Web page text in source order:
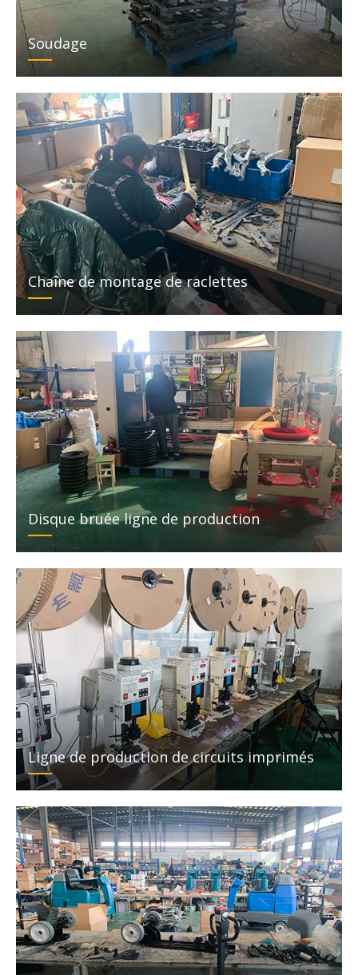
Soudage
Chaîne de montage de raclettes
Disque bruéeligne de production
Ligne de production de circuits imprimés